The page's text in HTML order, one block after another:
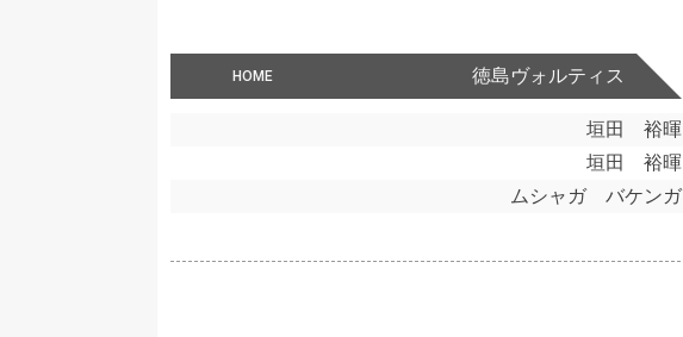
HOME 徳島ヴォルティス
垣田 裕暉
垣田 裕暉
ムシャガ バケンガ